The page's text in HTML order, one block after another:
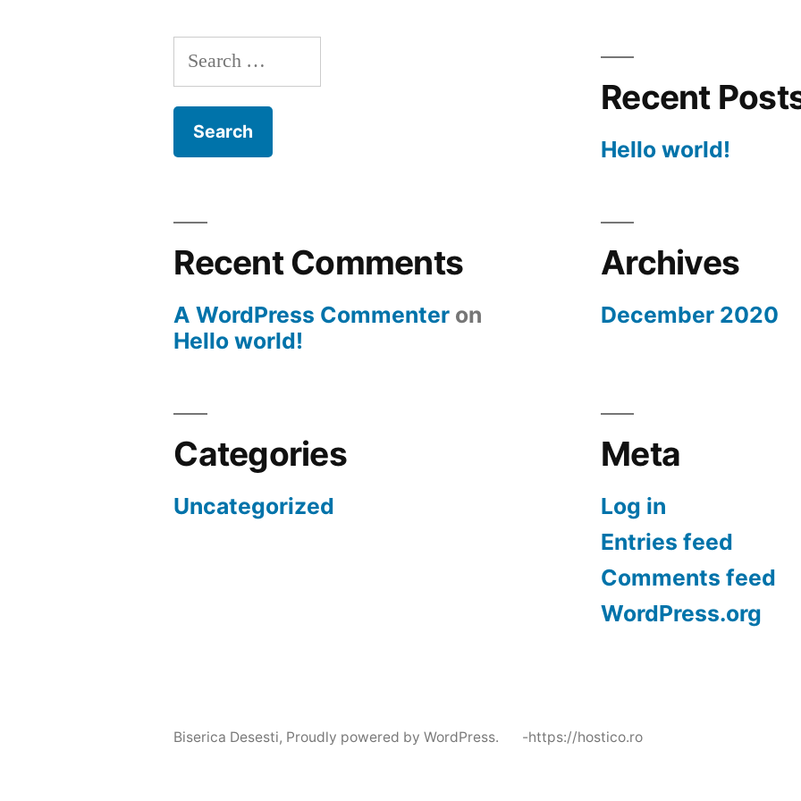
Search
for:
Recent
Hello world!
Recent Comments
A WordPress Commenter on
Hello world!
Archives
December 2020
Categories
Uncategorized
Meta
Log in
Entries feed
Comments feed
WordPress.org
Biserica Desesti, Proudly powered by WordPress. -https://hostico.ro